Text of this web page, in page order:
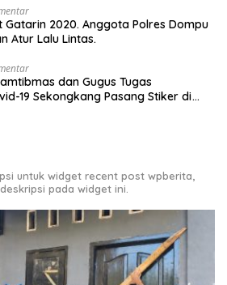
Gatarin 2020. Anggota Polres Dompu
Atur Lalu Lintas.
dan Gugus Tugas
19 Sekongkang Pasang Stiker di
untuk widget recent post wpberita,
pada widget ini.